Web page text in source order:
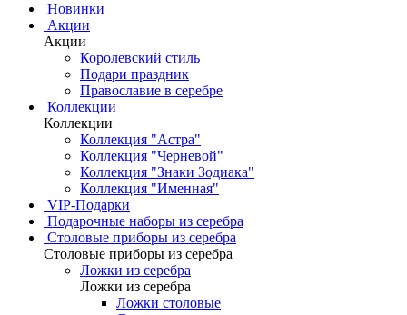
Новинки
Акции
Акции
Королевский стиль
Подари праздник
Православие в серебре
Коллекции
Коллекции
Коллекция "Астра"
Коллекция "Черневой"
Коллекция "Знаки Зодиака"
Коллекция "Именная"
VIP-Подарки
Подарочные наборы из серебра
Столовые приборы из серебра
Столовые приборы из серебра
Ложки из серебра
Ложки из серебра
Ложки столовые